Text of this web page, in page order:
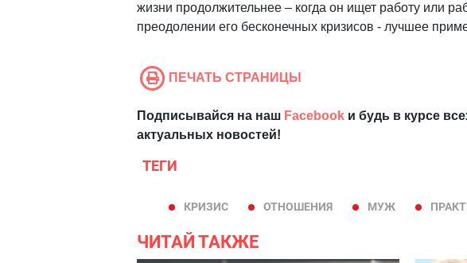
жизни продолжительнее – когда он ищет работу или
преодолении его бесконечных кризисов - лучшее
ПЕЧАТЬ СТРАНИЦЫ
Подписывайся на наш Facebook и будь в курсе
актуальных новостей!
ТЕГИ
КРИЗИС ОТНОШЕНИЯ МУЖ
ЧИТАЙ ТАКЖЕ